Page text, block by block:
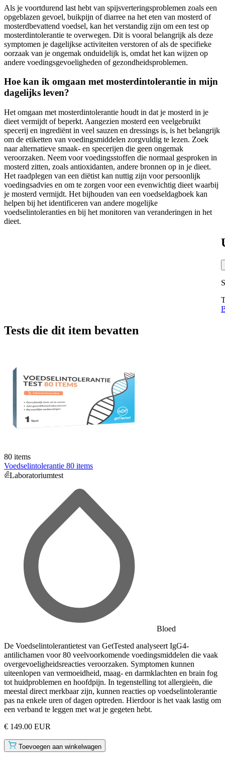
Als je voortdurend last hebt van spijsverteringsproblemen zoals een
opgeblazen gevoel, buikpijn of diarree na het eten van mosterd of
mosterdbevattend voedsel, kan het verstandig zijn om een test op
mosterdintolerantie te overwegen. Dit is vooral belangrijk als deze
symptomen je dagelijkse activiteiten verstoren of als de specifieke
oorzaak van je ongemak onduidelijk is, omdat het kan wijzen op
andere voedingsgevoeligheden of gezondheidsproblemen.
Hoe kan ik omgaan met mosterdintolerantie in mijn
dagelijks leven?
Het omgaan met mosterdintolerantie houdt in dat je mosterd in je
dieet vermijdt of beperkt. Aangezien mosterd een veelgebruikt
specerij en ingrediënt in veel sauzen en dressings is, is het belangrijk
om de etiketten van voedingsmiddelen zorgvuldig te lezen. Zoek
naar alternatieve smaak- en specerijen die geen ongemak
veroorzaken. Neem voor voedingsstoffen die normaal gesproken in
mosterd zitten, zoals antioxidanten, andere bronnen op in je dieet.
Het raadplegen van een diëtist kan nuttig zijn voor persoonlijk
voedingsadvies en om te zorgen voor een evenwichtig dieet waarbij
je mosterd vermijdt. Het bijhouden van een voedseldagboek kan
helpen bij het identificeren van andere mogelijke
voedselintoleranties en bij het monitoren van veranderingen in het
dieet.
Tests die dit item bevatten
80 items
Voedselintolerantie 80 items
Laboratoriumtest
Bloed
De Voedselintolerantietest van GetTested analyseert IgG4-
antilichamen voor 80 veelvoorkomende voedingsmiddelen die vaak
overgevoeligheidsreacties veroorzaken. Symptomen kunnen
uiteenlopen van vermoeidheid, maag- en darmklachten en brain fog
tot huidproblemen en hoofdpijn. In tegenstelling tot allergieën, die
meestal direct merkbaar zijn, kunnen reacties op voedselintolerantie
pas na enkele uren of dagen optreden. Hierdoor is het vaak lastig om
een verband te leggen met wat je gegeten hebt.
€ 149.00 EUR
Toevoegen aan winkelwagen